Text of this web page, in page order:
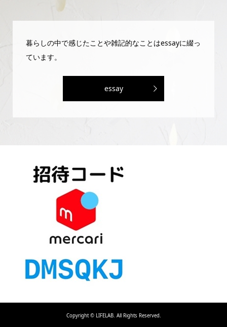
暮らしの中で感じたことや雑記的なことはessayに綴っ
ています。
essay
Copyright ©LIFELAB. All Rights Reserved.